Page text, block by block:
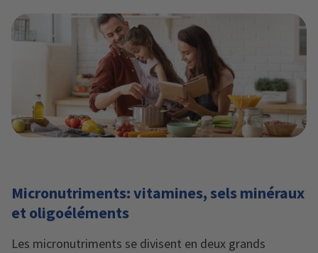
Micronutriments: vitamines, sels minéraux
et oligoéléments
Les micronutriments se divisent en deux grands